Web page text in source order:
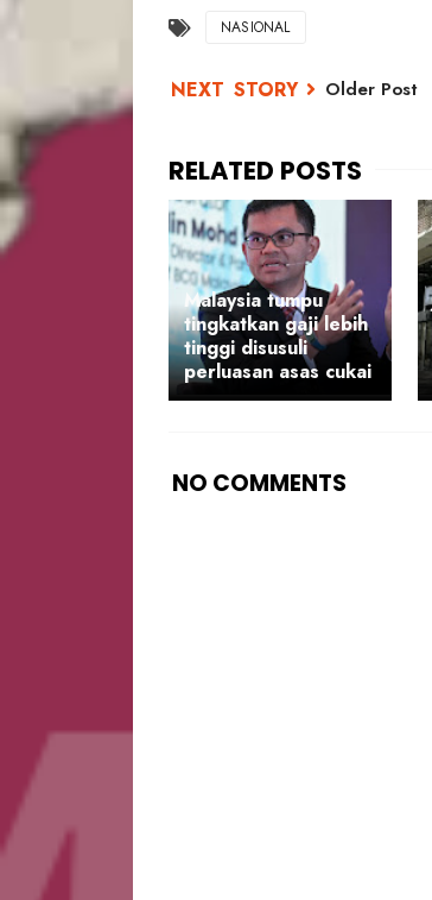
NASIONAL
Older Post
Malaysia tumpu
tingkatkan gaji lebih
tinggi disusuli
perluasan asas cukai
NO COMMENTS